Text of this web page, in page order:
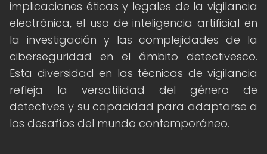
implicaciones éticas y legales de la vigilancia
electrónica, el uso de inteligencia artificial en
la investigación y las complejidades de la
ciberseguridad en el ámbito detectivesco.
Esta diversidad en las técnicas de vigilancia
refleja la versatilidad del género de
detectives y su capacidad para adaptarse a
los desafíos del mundo contemporáneo.